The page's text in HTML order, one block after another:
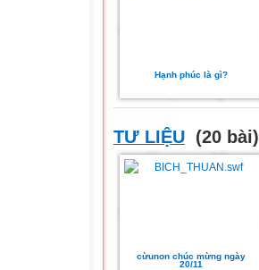
Hạnh phúc là gì?
TƯ LIỆU (20 bài)
cừunon chúc mừng ngày
20/11